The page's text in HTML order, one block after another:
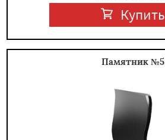
Купить
Памятник №5